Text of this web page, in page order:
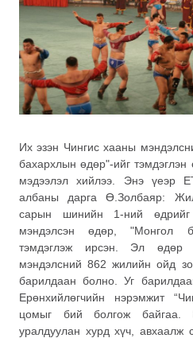
Их эзэн Чингис хааны
бахархлын өдөр"-ийг
мэдээлэл хийлээ. Энэ үеэр
албаны дарга Ө.Золбаяр:
сарын шинийн 1-ний
мэндэлсэн өдөр, "Монгол
тэмдэглэж ирсэн. Эл
мэндэлсний 862 жилийн ойд
барилдаан болно. Уг
Ерөнхийлөгчийн нэрэмжит
цомыг бий болгож байгаа.
уралдуулан хурд хүч, авхаалж